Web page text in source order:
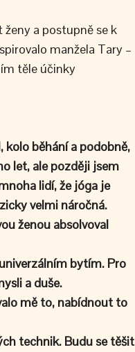
a postupně se k
manžela Tary –
těle účinky
běhání a podobně,
let, ale později jsem
lidí, že jóga je
velmi náročná.
ženou absolvoval
bytím. Pro
a duše.
mě to, nabídnout to
technik. Budu se těšit